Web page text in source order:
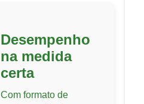
Desempenho
na medida
certa
Com formato de